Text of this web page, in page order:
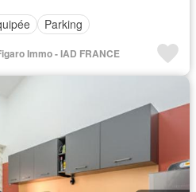
Parking
Immo - IAD FRANCE